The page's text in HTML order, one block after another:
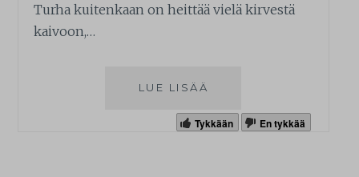
Turha kuitenkaan on heittää vielä kirvestä
kaivoon,…
LUE LISÄÄ
Tykkään En tykkää